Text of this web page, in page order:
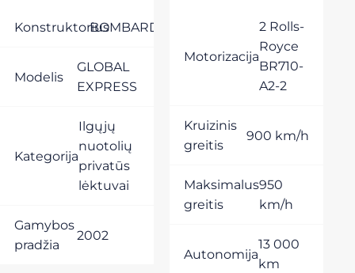
KonstruktoriusBOMBARDIER
Modelis
GLOBAL
EXPRESS
Kategorija
Ilgųjų
nuotolių
privatūs
lėktuvai
Gamybos
pradžia
2002
Motorizacija
2 Rolls-
Royce
BR710-
A2-2
Kruizinis
greitis
900 km/h
Maksimalus
greitis
950
km/h
Autonomija
13 000
km